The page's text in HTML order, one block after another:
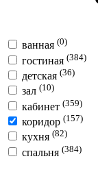
ванная (0)
гостиная (384)
детская (36)
зал (10)
кабинет (359)
коридор (157)
кухня (82)
спальня (384)